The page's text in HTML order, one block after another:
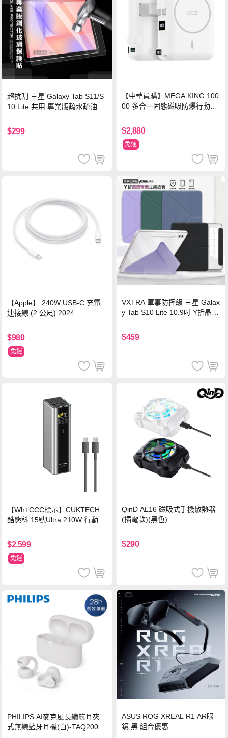
超抗刮 三星 Galaxy Tab S11/S
10 Lite 共用 專業版疏水疏油9H
$299
【中華員購】MEGA KING 100
00 多合一固態磁吸防爆行動電
$2,880
免運
【Apple】 240W USB-C 充電
連接線 (2 公尺) 2024
$980
免運
VXTRA 軍事防摔級 三星 Galax
y Tab S10 Lite 10.9吋 Y折晶透
$459
【Wh+CCC標示】CUKTECH
酷態科 15號Ultra 210W 行動電
$2,599
免運
QinD AL16 磁吸式手機散熱器
(插電款)(黑色)
$290
PHILIPS AI麥克風長續航耳夾
式無線藍牙耳機(白)-TAQ2000
ASUS ROG XREAL R1 AR眼
鏡 黑 組合優惠